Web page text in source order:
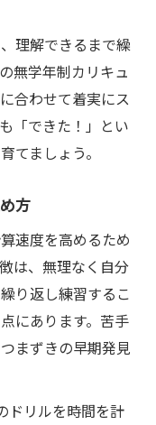
理解できるまで繰
無学年制カリキュ
合わせて着実にス
「できた！」とい
てましょう。
方
速度を高めるため
は、無理なく自分
り返し練習するこ
にあります。苦手
まずきの早期発見
ドリルを時間を計